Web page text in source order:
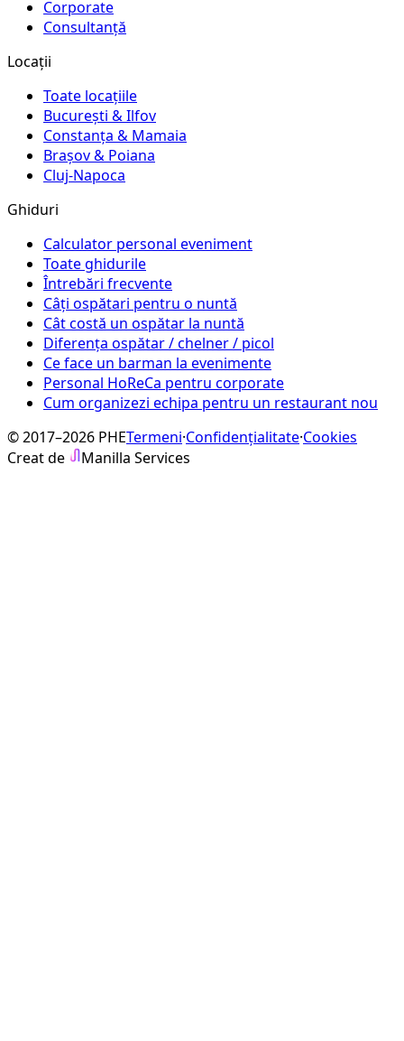
Corporate
Consultanță
Locații
Toate locațiile
București & Ilfov
Constanța & Mamaia
Brașov & Poiana
Cluj-Napoca
Ghiduri
Calculator personal eveniment
Toate ghidurile
Întrebări frecvente
Câți ospătari pentru o nuntă
Cât costă un ospătar la nuntă
Diferența ospătar / chelner / picol
Ce face un barman la evenimente
Personal HoReCa pentru corporate
Cum organizezi echipa pentru un restaurant nou
© 2017–2026 PHETermeni·Confidențialitate·Cookies
Creat de
Manilla Services